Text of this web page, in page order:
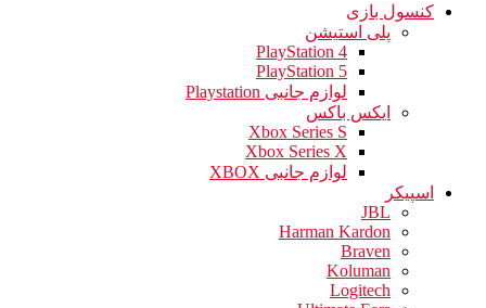
کنسول بازی
پلی استیشن
PlayStation 4
PlayStation 5
لوازم جانبی Playstation
ایکس باکس
Xbox Series S
Xbox Series X
لوازم جانبی XBOX
اسپیکر
JBL
Harman Kardon
Braven
Koluman
Logitech